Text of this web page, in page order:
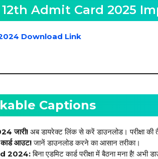
Admit Card 2025
Download Link
Captions
जारी! अब डायरेक्ट लिंक से करें डाउनलोड। परीक्षा की
कार्ड आउट!जानें डाउनलोड करने का आसान तरीका।
2024:बिना एडमिट कार्ड परीक्षा में बैठना मना है! अभी